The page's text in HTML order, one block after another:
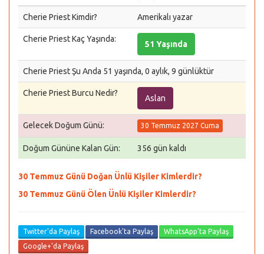
Cherie Priest Kimdir? Amerikalı yazar
Cherie Priest Kaç Yaşında:
51 Yaşında
Cherie Priest Şu Anda 51 yaşında, 0 aylık, 9 günlüktür
Cherie Priest Burcu Nedir?
Aslan
Gelecek Doğum Günü: 30 Temmuz 2027 Cuma
Doğum Gününe Kalan Gün: 356 gün kaldı
30 Temmuz Günü Doğan Ünlü Kişiler Kimlerdir?
30 Temmuz Günü Ölen Ünlü Kişiler Kimlerdir?
Twitter'da Paylaş Facebook'ta Paylaş
WhatsApp'ta Paylaş
Google+'da Paylaş